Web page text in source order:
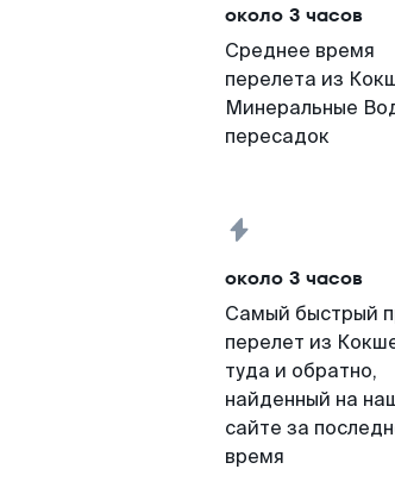
около 3 часов
Среднее время
перелета из
Минеральные
пересадок
около 3 часов
Самый быстрый
перелет из
туда и обратно,
найденный на
сайте за
время